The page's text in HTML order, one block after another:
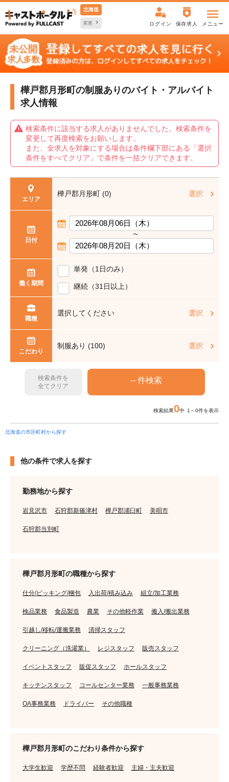
北海道
変更 ログイン 保存求人 メニュー
樺戸郡月形町の制服ありのバイト・アルバイト
求人情報
検索条件に該当する求人がありませんでした。検索条件を
変更して再度検索をお願いします。
また、全求人を対象にする場合は条件欄下部にある「選択
条件をすべてクリア」で条件を一括クリアできます。
エリア
樺戸郡月形町 (0) 選択
日付
〜
働く期間
単発（1日のみ）
継続（31日以上）
職種
選択してください 選択
こだわり
制服あり (100) 選択
検索条件を
全てクリア
検索結果0中 1～0件を表示
北海道の市区町村から探す
他の条件で求人を探す
勤務地から探す
岩見沢市 石狩郡新篠津村 樺戸郡浦臼町 美唄市
石狩郡当別町
樺戸郡月形町の職種から探す
仕分/ピッキング/梱包 入出荷/積み込み 組立/加工業務
検品業務 食品製造 農業 その他軽作業 搬入/搬出業務
引越し/移転/運搬業務 清掃スタッフ
クリーニング（洗濯業） レジスタッフ 販売スタッフ
イベントスタッフ 販促スタッフ ホールスタッフ
キッチンスタッフ コールセンター業務 一般事務業務
OA事務業務 ドライバー その他職種
樺戸郡月形町のこだわり条件から探す
大学生歓迎 学歴不問 経験者歓迎 主婦・主夫歓迎